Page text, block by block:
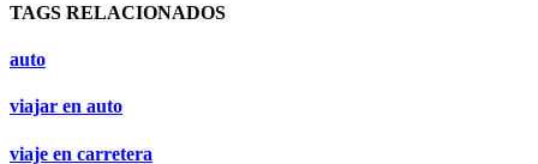
TAGS RELACIONADOS
auto
viajar en auto
viaje en carretera